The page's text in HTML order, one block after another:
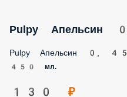
Pulpy Апельсин 0, 45л
Pulpy Апельсин 0, 45л
450 мл.
130 ₽